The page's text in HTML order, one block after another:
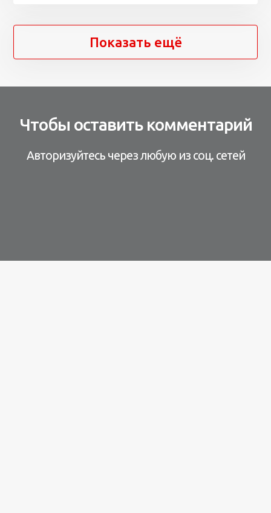
Показать ещё
Чтобы оставить комментарий
Авторизуйтесь через любую из соц. сетей